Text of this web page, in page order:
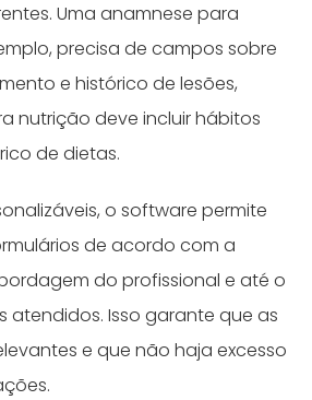
Uma anamnese para
precisa de campos sobre
e histórico de lesões,
nutrição deve incluir hábitos
de dietas.
o software permite
de acordo com a
do profissional e até o
atendidos. Isso garante que as
e que não haja excesso